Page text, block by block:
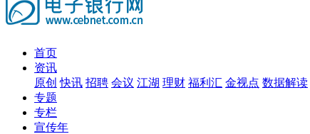
首页
资讯
原创 快讯 招聘 会议 江湖 理财 福利汇 金视点 数据解读
专题
专栏
宣传年